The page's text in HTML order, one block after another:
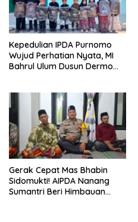
Kepedulian IPDA Purnomo
Wujud Perhatian Nyata, MI
Bahrul Ulum Dusun Dermo
Gerak Cepat Mas Bhabin
Sidomukti! AIPDA Nanang
Sumantri Beri Himbauan